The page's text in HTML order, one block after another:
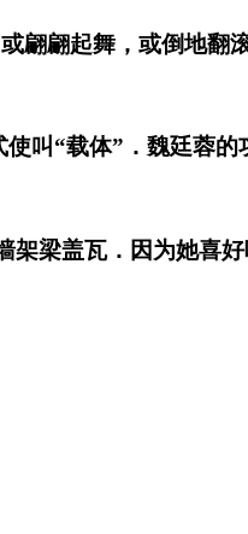
翩起舞，或倒地翻滚
“载体”．魏廷蓉的
梁盖瓦．因为她喜好